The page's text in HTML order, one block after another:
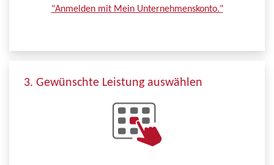
"Anmelden mit Mein Unternehmenskonto."
3. Gewünschte Leistung auswählen